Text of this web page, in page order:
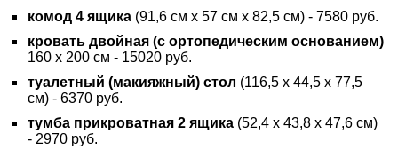
комод 4 ящика (91,6 см х 57 см х 82,5 см) - 7580 руб.
кровать двойная (с ортопедическим основанием)
160 х 200 см - 15020 руб.
туалетный (макияжный) стол (116,5 х 44,5 х 77,5
см) - 6370 руб.
тумба прикроватная 2 ящика (52,4 х 43,8 х 47,6 см)
- 2970 руб.